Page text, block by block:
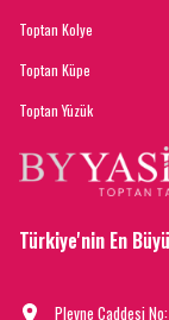
Toptan Kolye
Toptan Küpe
Toptan Yüzük
Türkiye'nin En
Plevne Caddesi